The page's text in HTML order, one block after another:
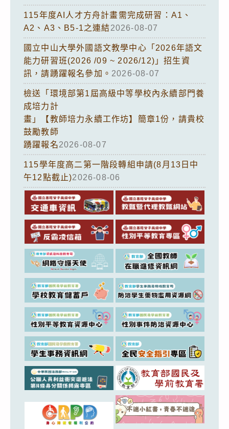
115年度AI人才方舟計畫需完成研習：A1、
A2、A3、B5-1之連結2026-08-07
國立中山大學外國語文教學中心「2026年語文
能力研習班(2026 /09 ~ 2026/12)」招生資
訊，請踴躍報名參加。 2026-08-07
檢送「環境部第1屆高級中等學校內永續部門養
成培力計
畫」【教師培力永續工作坊】簡章1份，請貴校
鼓勵教師
踴躍報名2026-08-07
115學年度高二第一階段轉組申請(8月13日中
午12點截止)2026-08-06